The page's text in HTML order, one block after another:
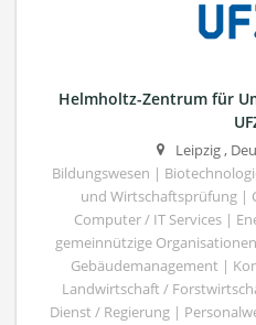
Helmholtz-Zentrum für
Leipzig,
Bildungswesen |
und Wirtschaftsprüfung |
Computer / IT Services |
gemeinnützige
Gebäudemanagement |
Landwirtschaft /
Dienst / Regierung |